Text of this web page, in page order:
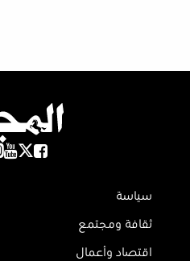
سياسة
ثقافة ومجتمع
اقتصاد وأعمال